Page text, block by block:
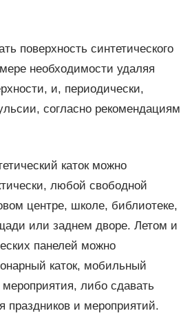
поверхность синтетического
необходимости удаляя
и, периодически,
согласно рекомендациям
каток можно
любой свободной
центре, школе, библиотеке,
или заднем дворе. Летом и
панелей можно
каток, мобильный
мероприятия, либо сдавать
праздников и мероприятий.